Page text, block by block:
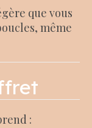
que vous
même
: